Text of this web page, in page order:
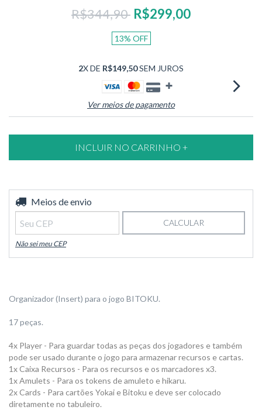
R$344,90 R$299,00
13% OFF
2X DE R$149,50SEM JUROS
Ver meios de pagamento
Entregas para o CEP:
Meios de envio
CALCULAR
Não sei meu CEP
Organizador (Insert) para o jogo BITOKU.
17 peças.
4x Player - Para guardar todas as peças dos jogadores e também
pode ser usado durante o jogo para armazenar recursos e cartas.
1x Caixa Recursos - Para os recursos e os marcadores x3.
1x Amulets - Para os tokens de amuleto e hikaru.
2x Cards - Para cartões Yokai e Bitoku e deve ser colocado
diretamente no tabuleiro.